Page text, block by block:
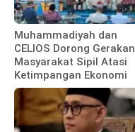
Muhammadiyah dan
CELIOS Dorong Gerakan
Masyarakat Sipil Atasi
Ketimpangan Ekonomi